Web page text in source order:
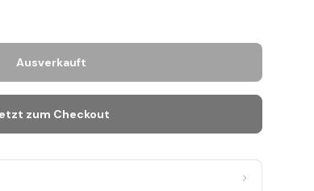
Ausverkauft
zum Checkout